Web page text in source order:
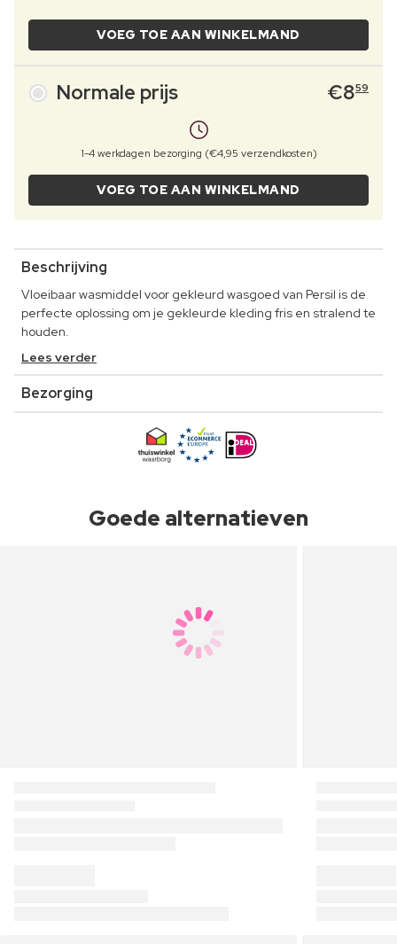
VOEG TOE AAN WINKELMAND
Normale prijs €859
1-4 werkdagen bezorging (€4,95 verzendkosten)
VOEG TOE AAN WINKELMAND
Beschrijving
Vloeibaar wasmiddel voor gekleurd wasgoed van Persil is de
perfecte oplossing om je gekleurde kleding fris en stralend te
houden.
Lees verder
Bezorging
Goede alternatieven